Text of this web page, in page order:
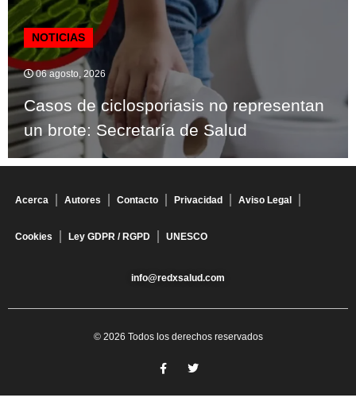
NOTICIAS
06 agosto, 2026
Casos de ciclosporiasis no representan
un brote: Secretaría de Salud
Acerca Autores Contacto Privacidad Aviso Legal
Cookies Ley GDPR / RGPD UNESCO
info@redxsalud.com
© 2026 Todos los derechos reservados